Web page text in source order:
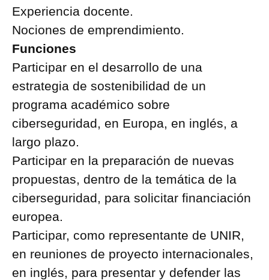
Experiencia docente.
Nociones de emprendimiento.
Funciones
Participar en el desarrollo de una
estrategia de sostenibilidad de un
programa académico sobre
ciberseguridad, en Europa, en inglés, a
largo plazo.
Participar en la preparación de nuevas
propuestas, dentro de la temática de la
ciberseguridad, para solicitar financiación
europea.
Participar, como representante de UNIR,
en reuniones de proyecto internacionales,
en inglés, para presentar y defender las